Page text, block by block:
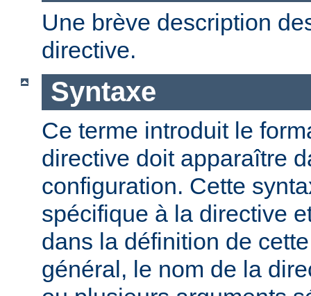
Une brève description
directive.
Syntaxe
Ce terme introduit le
directive doit apparaître
configuration. Cette
spécifique à la directive
dans la définition de
général, le nom de la